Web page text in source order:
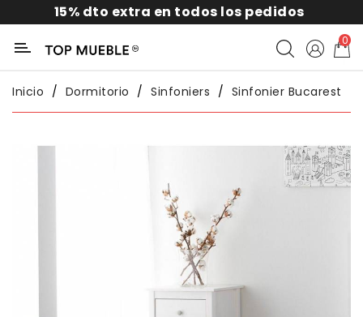
15% dto extra en todos los pedidos
Categoría
0
Inicio Dormitorio Sinfoniers Sinfonier Bucarest